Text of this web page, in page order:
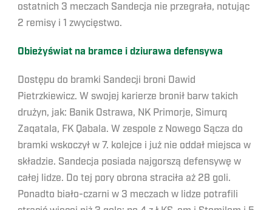
ostatnich 3 meczach Sandecja nie przegrała, notując
2 remisy i 1 zwycięstwo.
Obieżyświat na bramce i dziurawa defensywa
Dostępu do bramki Sandecji broni Dawid
Pietrzkiewicz. W swojej karierze bronił barw takich
drużyn, jak: Banik Ostrawa, NK Primorje, Simurq
Zaqatala, FK Qabala. W zespole z Nowego Sącza do
bramki wskoczył w 7. kolejce i już nie oddał miejsca w
składzie. Sandecja posiada najgorszą defensywę w
całej lidze. Do tej pory obrona straciła aż 28 goli.
Ponadto biało-czarni w 3 meczach w lidze potrafili